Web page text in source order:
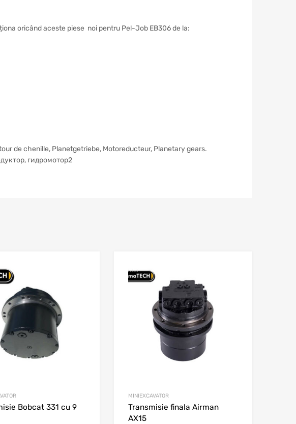
oricând aceste piese noi pentru Pel-Job EB306 de la:
de chenille, Planetgetriebe, Motoreducteur, Planetary gears.
гидромотор2
Adaugă în wishlist
Bobcat 331 cu 9
MINIEXCAVATOR
Transmisie finala Airman
AX15